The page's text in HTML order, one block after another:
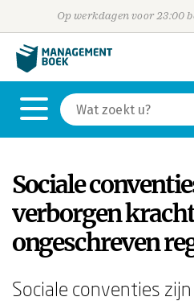
Op werkdagen voor 23:00
Sociale
verborgen
ongeschreven
Sociale conventies